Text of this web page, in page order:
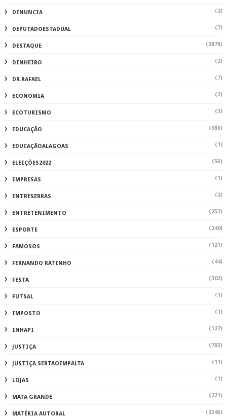
DENUNCIA (2)
DEPUTADOESTADUAL (7)
DESTAQUE (2878)
DINHEIRO (2)
DR.RAFAEL (7)
ECONOMIA (2)
ECOTURISMO (3)
EDUCAÇÃO (386)
EDUCAÇÃOALAGOAS (1)
ELEIÇÕES2022 (56)
EMPRESAS (1)
ENTRESERRAS (2)
ENTRETENIMENTO (251)
ESPORTE (240)
FAMOSOS (121)
FERNANDO RATINHO (44)
FESTA (302)
FUTSAL (1)
IMPOSTO (1)
INHAPI (127)
JUSTIÇA (783)
JUSTIÇA SERTAOEMPALTA (11)
LOJAS (1)
MATA GRANDE (221)
MATÉRIA AUTORAL (2246)